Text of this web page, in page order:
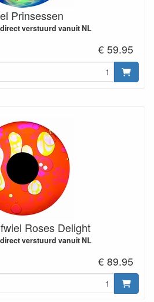
Prinsessen
verstuurd vanuit NL
€ 59.95
Roses Delight
verstuurd vanuit NL
€ 89.95